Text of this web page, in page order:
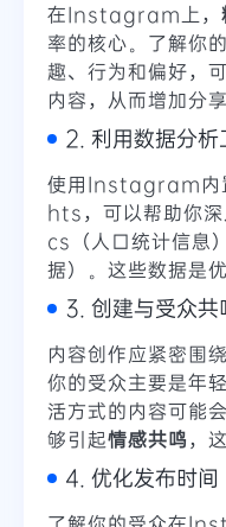
在Instagram上，
率的核心。了解你
趣、行为和偏好，
内容，从而增加分
2. 利用数据分析
使用Instagram内
hts，可以帮助你
cs（人口统计信
据）。这些数据是
3. 创建与受众共
内容创作应紧密围
你的受众主要是年
活方式的内容可能
够引起情感共鸣，
4. 优化发布时间